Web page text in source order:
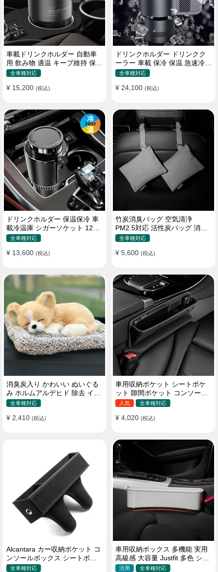
車載ドリンクホルダー 自動車
用 飲み物 適温 キープ維持 保温
冷機能付き
全車種対応
¥ 15,200 (税込)
ドリンクホルダー ドリンクク
ーラー 車載 保冷 保温 急速冷却
缶対応
全車種対応
¥ 24,100 (税込)
ドリンクホルダー 保温保冷 車
載冷温庫 シガーソケット 12V
車用 車中泊
全車種対応
¥ 13,600 (税込)
竹炭消臭バッグ 空気清浄
PM2.5対応 活性炭バッグ 消臭
車用 デオドラント 繰り返し使
全車種対応
¥ 5,600 (税込)
消臭炭入り かわいい ぬいぐる
み ホルムアルデヒド 除去 イン
テリア 贈り物
全車種対応
¥ 2,410 (税込)
車用収納ポケット シートポケ
ット 隙間ポケット コンソール
ボックス カー用品
人気 全車種対応
¥ 4,020 (税込)
Alcantara カー収納ポケット コ
ンソールボックス シートポケ
ット 隙間ポケットセット
全車種対応
車用収納ボックス 多機能 実用
高級感 大容量 Justfit 多色 シー
トポケット ギャップ 隙間収納
汎用 全車種対応